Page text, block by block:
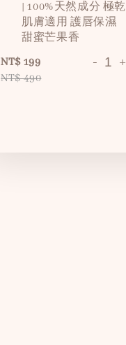
| 100%天然成分 極乾
肌膚適用 護唇保濕
甜蜜芒果香
NT$ 199
NT$ 490
- +